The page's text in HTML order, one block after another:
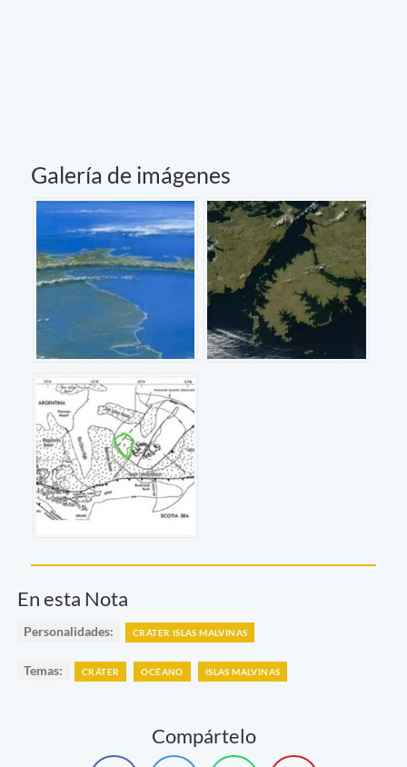
Galería de imágenes
En esta Nota
Personalidades: CRÁTER ISLAS MALVINAS
Temas: CRÁTER OCÉANO ISLAS MALVINAS
Compártelo